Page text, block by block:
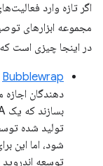
اگر تازه وارد
مجموعه ابزارهای
در اینجا چیزی است که
Bubblewrap
شود، اما این
توسعه